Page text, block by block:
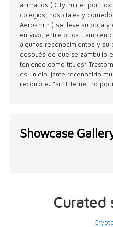
animados ( City hunter por
colegios, hospitales y
Aerosmith ) se lleve su obra y
en vivo, entre otros. También
algunos reconocimientos y su
después de que se zambullo
teniendo como títulos:
es un dibujante reconocido
reconoce: “sin Internet no
Showcase
Curated